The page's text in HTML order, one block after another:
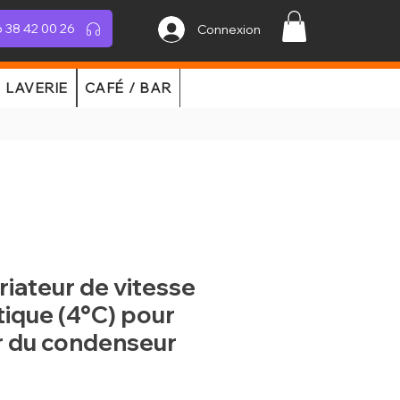
38 42 00 26 Connexion
LAVERIE CAFÉ / BAR
de vitesse
(4°C) pour
condenseur